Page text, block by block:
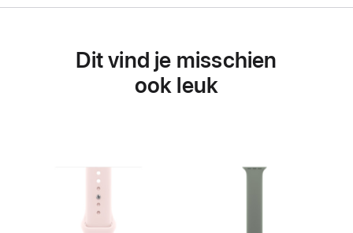
Dit vind je misschien
ook leuk